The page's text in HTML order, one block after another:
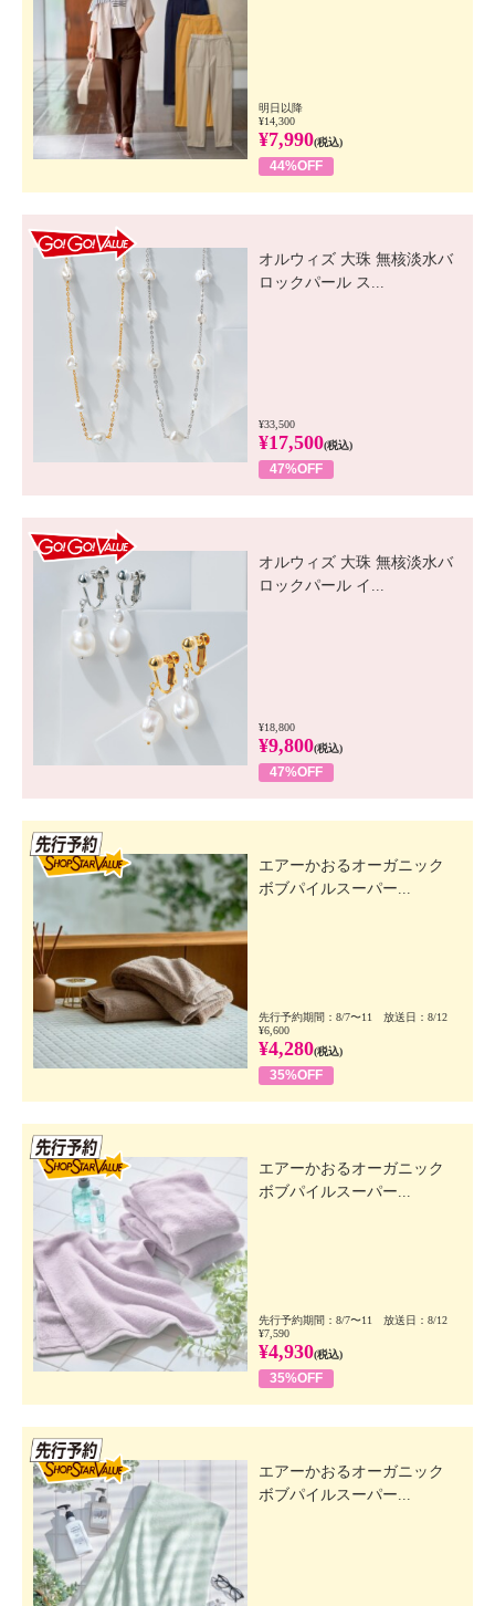
明日以降
¥14,300
¥7,990(税込)
44%OFF
オルウィズ 大珠 無核淡水バ
ロックパール ス...
¥33,500
¥17,500(税込)
47%OFF
オルウィズ 大珠 無核淡水バ
ロックパール イ...
¥18,800
¥9,800(税込)
47%OFF
エアーかおるオーガニック
ボブパイルスーパー...
先行予約期間：8/7〜11 放送日：8/12
¥6,600
¥4,280(税込)
35%OFF
エアーかおるオーガニック
ボブパイルスーパー...
先行予約期間：8/7〜11 放送日：8/12
¥7,590
¥4,930(税込)
35%OFF
エアーかおるオーガニック
ボブパイルスーパー...